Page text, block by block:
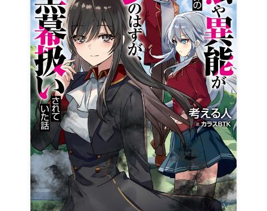
お問い合わせはこちら
オーバーラップノベルス
オーバーラップノベルスf
ロサージュノベルス
コミックガルド